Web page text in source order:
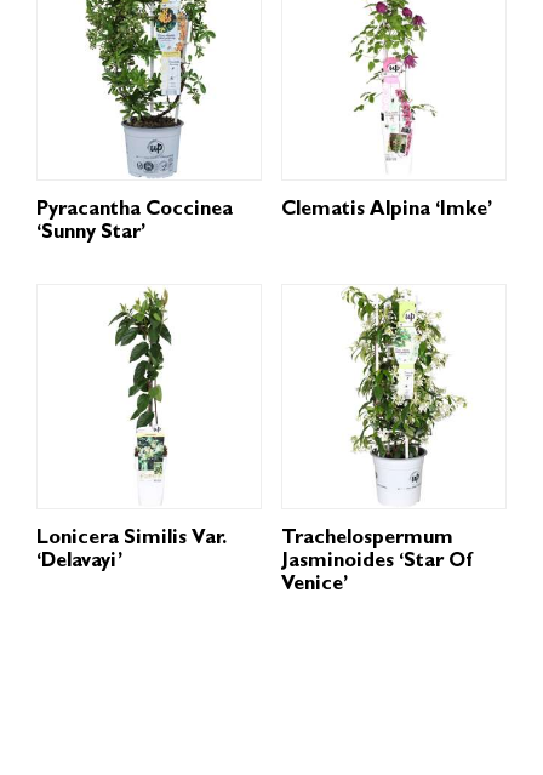
Pyracantha Coccinea
‘Sunny Star’
Clematis Alpina ‘Imke’
Lonicera Similis Var.
‘Delavayi’
Trachelospermum
Jasminoides ‘Star Of
Venice’